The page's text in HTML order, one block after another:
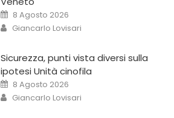
8 Agosto 2026
Giancarlo Lovisari
Sicurezza, punti vista diversi sulla
ipotesi Unità cinofila
8 Agosto 2026
Giancarlo Lovisari